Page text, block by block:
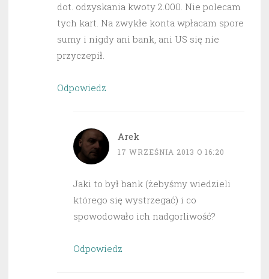
dot. odzyskania kwoty 2.000. Nie polecam
tych kart. Na zwykłe konta wpłacam spore
sumy i nigdy ani bank, ani US się nie
przyczepił.
Odpowiedz
Arek
17 WRZEŚNIA 2013 O 16:20
Jaki to był bank (żebyśmy wiedzieli
którego się wystrzegać) i co
spowodowało ich nadgorliwość?
Odpowiedz